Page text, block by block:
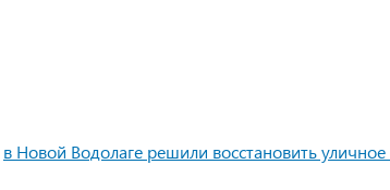
в Новой Водолаге решили восстановить